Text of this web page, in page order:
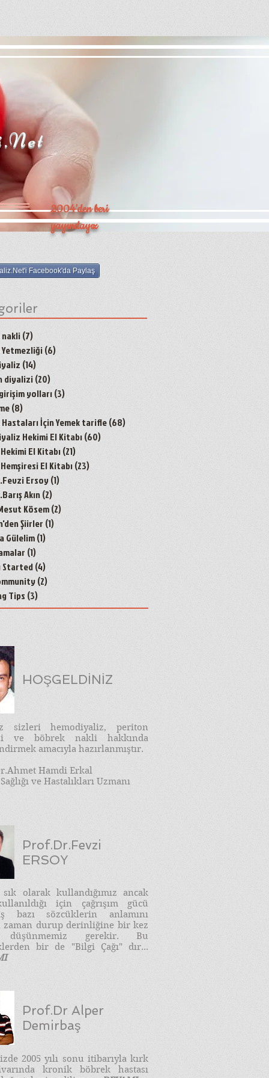
2004'den beri
yayındayız
Facebook'da Paylaş
(7)
(6)
(14)
diyalizi(20)
yolları(3)
(8)
İçin Yemek tarifle(68)
Hekimi El Kitabı(60)
El Kitabı(21)
El Kitabı(23)
Ersoy(1)
Akın(2)
Kösem(2)
Şiirler (1)
Gülelim(1)
(1)
Started(4)
(2)
Tips (3)
HOŞGELDİNİZ
sizleri hemodiyaliz, periton
ve böbrek nakli hakkında
amacıyla hazırlanmıştır.
Hamdi Erkal
ve Hastalıkları Uzmanı
Prof.Dr.Fevzi
ERSOY
sık olarak kullandığımız ancak
için çağrışım gücü
bazı sözcüklerin anlamını
zaman durup derinliğine bir kez
düşünmemiz gerekir. Bu
bir de "Bilgi Çağı" dır...
Prof.Dr Alper
Demirbaş
2005 yılı sonu itibarıyla kırk
kronik böbrek hastası